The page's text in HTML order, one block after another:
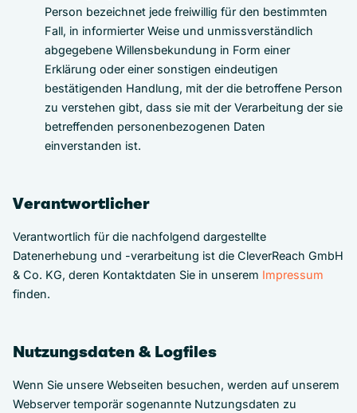
Person bezeichnet jede freiwillig für den bestimmten
Fall, in informierter Weise und unmissverständlich
abgegebene Willensbekundung in Form einer
Erklärung oder einer sonstigen eindeutigen
bestätigenden Handlung, mit der die betroffene Person
zu verstehen gibt, dass sie mit der Verarbeitung der sie
betreffenden personenbezogenen Daten
einverstanden ist.
Verantwortlicher
Verantwortlich für die nachfolgend dargestellte
Datenerhebung und -verarbeitung ist die CleverReach GmbH
& Co. KG, deren Kontaktdaten Sie in unserem Impressum
finden.
Nutzungsdaten & Logfiles
Wenn Sie unsere Webseiten besuchen, werden auf unserem
Webserver temporär sogenannte Nutzungsdaten zu